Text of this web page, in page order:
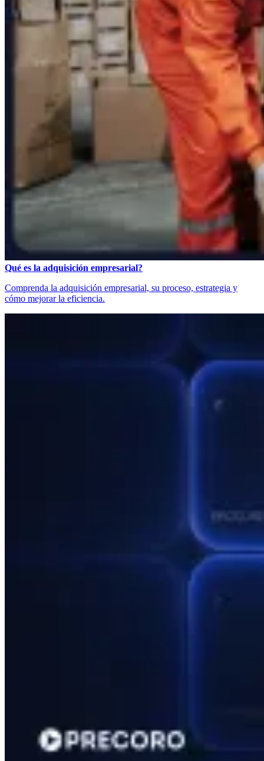
Qué es la adquisición empresarial?
Comprenda la adquisición empresarial, su proceso, estrategia y
cómo mejorar la eficiencia.